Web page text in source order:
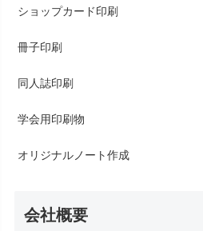
ショップカード印刷
冊子印刷
同人誌印刷
学会用印刷物
オリジナルノート作成
会社概要